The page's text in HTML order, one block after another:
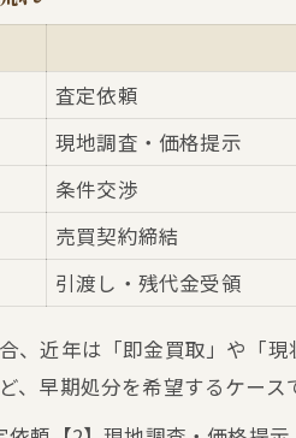
査定依頼
現地調査・価格提示
条件交渉
売買契約締結
引渡し・残代金受領
、近年は「即金買取」や「
早期処分を希望するケース